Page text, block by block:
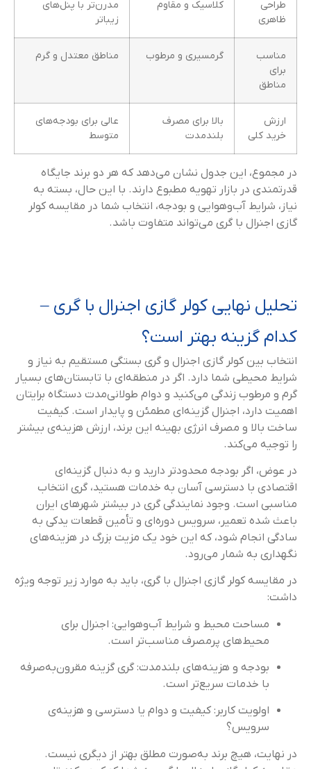
طراحی
ظاهری
کلاسیک و مقاوم
مدرن‌تر با پنل‌های
زیباتر
مناسب
برای
مناطق
گرمسیری و مرطوب مناطق معتدل و گرم
ارزش
خرید کلی
بالا برای مصرف
بلندمدت
عالی برای بودجه‌های
متوسط
در مجموع، این جدول نشان می‌دهد که هر دو برند جایگاه
قدرتمندی در بازار تهویه مطبوع دارند. با این حال، بسته به
نیاز، شرایط آب‌و‌هوایی و بودجه، انتخاب شما در مقایسه کولر
گازی اجنرال با گری می‌تواند متفاوت باشد.
تحلیل نهایی کولر گازی اجنرال با گری –
کدام گزینه بهتر است؟
انتخاب بین کولر گازی اجنرال و گری بستگی مستقیم به نیاز و
شرایط محیطی شما دارد. اگر در منطقه‌ای با تابستان‌های بسیار
گرم و مرطوب زندگی می‌کنید و دوام طولانی‌مدت دستگاه برایتان
اهمیت دارد، اجنرال گزینه‌ای مطمئن و پایدار است. کیفیت
ساخت بالا و مصرف انرژی بهینه این برند، ارزش هزینه‌ی بیشتر
را توجیه می‌کند.
در عوض، اگر بودجه محدودتر دارید و به دنبال گزینه‌ای
اقتصادی با دسترسی آسان به خدمات هستید، گری انتخاب
مناسبی است. وجود نمایندگی گری در بیشتر شهرهای ایران
باعث شده تعمیر، سرویس دوره‌ای و تأمین قطعات یدکی به
سادگی انجام شود، که این خود یک مزیت بزرگ در هزینه‌های
نگهداری به شمار می‌رود.
در مقایسه کولر گازی اجنرال با گری، باید به موارد زیر توجه ویژه
داشت:
مساحت محیط و شرایط آب‌وهوایی: اجنرال برای
محیط‌های پرمصرف مناسب‌تر است.
بودجه و هزینه‌های بلندمدت: گری گزینه مقرون‌به‌صرفه
با خدمات سریع‌تر است.
اولویت کاربر: کیفیت و دوام یا دسترسی و هزینه‌ی
سرویس؟
در نهایت، هیچ برند به‌صورت مطلق بهتر از دیگری نیست.